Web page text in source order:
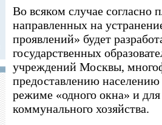
Во всяком случае согласно
направленных на
проявлений» будет
государственных
учреждений Москвы,
предоставлению населению
режиме «одного окна» и
коммунального хозяйства.